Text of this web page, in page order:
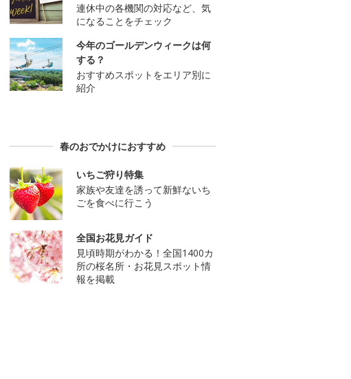
連休中の各機関の対応など、気
になることをチェック
今年のゴールデンウィークは何
する？
おすすめスポットをエリア別に
紹介
春のおでかけにおすすめ
いちご狩り特集
家族や友達を誘って新鮮ないち
ごを食べに行こう
全国お花見ガイド
見頃時期がわかる！全国1400カ
所の桜名所・お花見スポット情
報を掲載